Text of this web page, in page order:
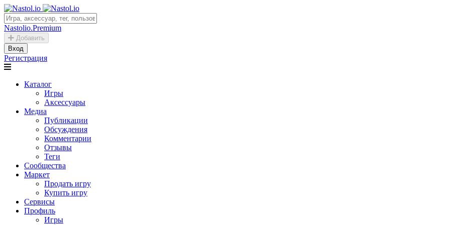
Nastolio.Premium
Добавить
Вход
Регистрация
Каталог
Игры
Аксессуары
Медиа
Публикации
Обсуждения
Комментарии
Отзывы
Теги
Сообщества
Маркет
Продать игру
Купить игру
Сервисы
Профиль
Игры